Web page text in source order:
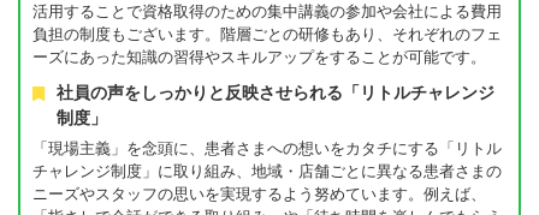
活用することで資格取得のための集中講義の参加や会社による費用
負担の制度もございます。階層ごとの研修もあり、それぞれのフェ
ーズにあった知識の習得やスキルアップをすることが可能です。
社員の声をしっかりと反映させられる「リトルチャレンジ
制度」
「現場主義」を念頭に、患者さまへの想いをカタチにする「リトル
チャレンジ制度」に取り組み、地域・店舗ごとに異なる患者さまの
ニーズやスタッフの思いを実現するよう努めています。例えば、